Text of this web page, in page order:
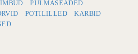
PULMASEADED
POTILILLED
KARBID